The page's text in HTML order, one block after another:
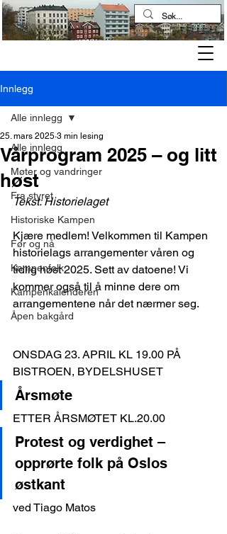
Innlegg
Alle innlegg
Møter og vandringer
Fra styret
Historiske Kampen
Før og nå
Kampenfolk
Kampenkalenderen
Åpen bakgård
Alle innlegg
Vårprogram 2025 – og litt
høst
25. mars 2025 3 min lesing
Tekst: Historielaget
Kjære medlem! Velkommen til Kampen
historielags arrangementer våren og
tidlig høst 2025. Sett av datoene! Vi
kommer også til å minne dere om
arrangementene når det nærmer seg.
ONSDAG 23. APRIL KL 19.00 PÅ
BISTROEN, BYDELSHUSET
Årsmøte
ETTER ÅRSMØTET KL.20.00
Protest og verdighet –
opprørte folk på Oslos
østkant
ved Tiago Matos